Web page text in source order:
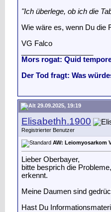
"Ich überlege, ob ich die
Wie wäre es, wenn Du die
VG Falco
Mors rogat: Quid
Der Tod fragt: Was
29.09.2025, 19:19
Elisabethh.1900
Registrierter Benutzer
AW: Leiomyosarkom
Lieber Oberbayer,
bitte besprich die
erkennt.
Meine Daumen sind
Hast Du